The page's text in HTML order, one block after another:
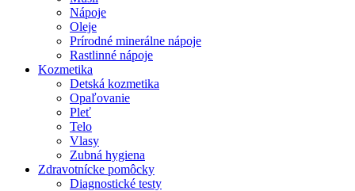
Nápoje
Oleje
Prírodné minerálne nápoje
Rastlinné nápoje
Kozmetika
Detská kozmetika
Opaľovanie
Pleť
Telo
Vlasy
Zubná hygiena
Zdravotnícke pomôcky
Diagnostické testy